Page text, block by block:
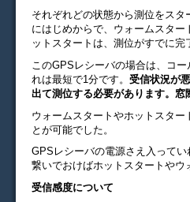
それぞれどの状態から測位をス
にはじめからで、ウォームスタ
ットスタートは、測位がすでに
このGPSレシーバの場合は、コ
れは最短で1分です。 受信状況が
出て測位する必要があります。窓
ウォームスタートやホットスタ
とが可能でした。
GPSレシーバの電源さえ入って
繋いでおけばホットスタートや
受信感度について